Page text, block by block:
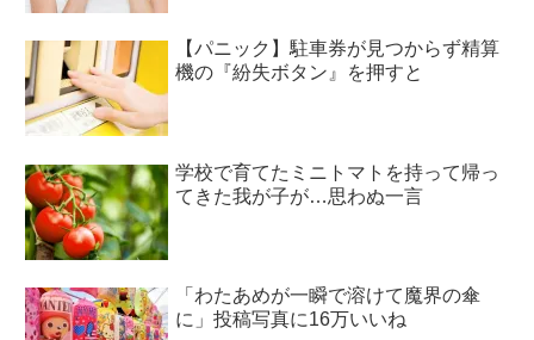
【パニック】駐車券が見つからず精算
機の『紛失ボタン』を押すと
学校で育てたミニトマトを持って帰っ
てきた我が子が…思わぬ一言
「わたあめが一瞬で溶けて魔界の傘
に」投稿写真に16万いいね